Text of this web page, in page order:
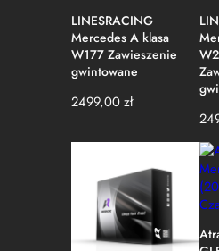
LINESRACING
Mercedes A klasa
W177 Zawieszenie
gwintowane
2499,00zł